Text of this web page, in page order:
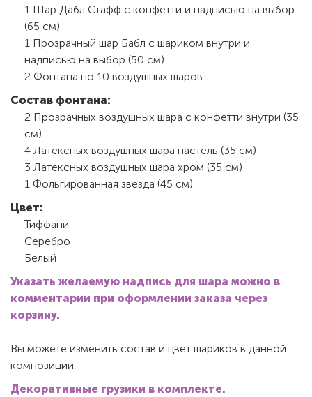
1 Шар Дабл Стафф с конфетти и надписью на выбор
(65 см)
1 Прозрачный шар Бабл с шариком внутри и
надписью на выбор (50 см)
2 Фонтана по 10 воздушных шаров
Состав фонтана:
2 Прозрачных воздушных шара с конфетти внутри (35
см)
4 Латексных воздушных шара пастель (35 см)
3 Латексных воздушных шара хром (35 см)
1 Фольгированная звезда (45 см)
Цвет:
Тиффани
Серебро
Белый
Указать желаемую надпись для шара можно в
комментарии при оформлении заказа через
корзину.
Вы можете изменить состав и цвет шариков в данной
композиции.
Декоративные грузики в комплекте.